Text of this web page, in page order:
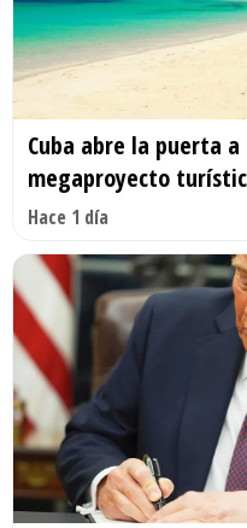
Cuba abre la puerta a
megaproyecto
Hace 1 día